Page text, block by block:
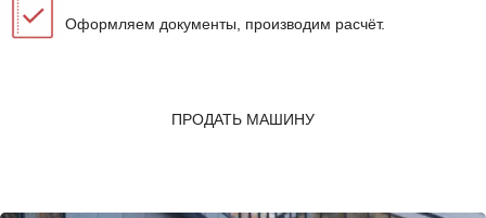
Оформляем документы, производим расчёт.
ПРОДАТЬ МАШИНУ